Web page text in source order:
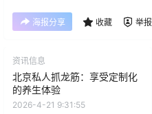
海报分享 收藏 举报
资讯信息
北京私人抓龙筋：享受定制化
的养生体验
2026-4-21 9:31:55